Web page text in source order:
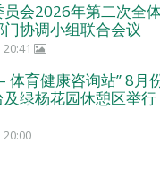
会2026年第二次全
协调小组联合会议
体育健康咨询站” 8月
绿杨花园休憩区举